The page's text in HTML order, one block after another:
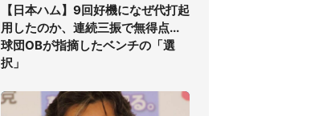
【日本ハム】9回好機になぜ代打起
用したのか、連続三振で無得点...
球団OBが指摘したベンチの「選
択」